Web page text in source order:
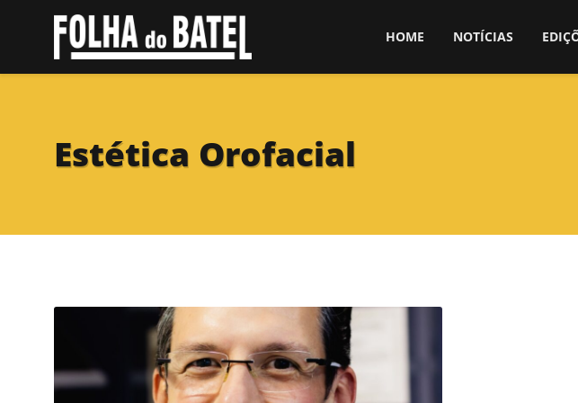
HOME NOTÍCIAS
Estética Orofacial